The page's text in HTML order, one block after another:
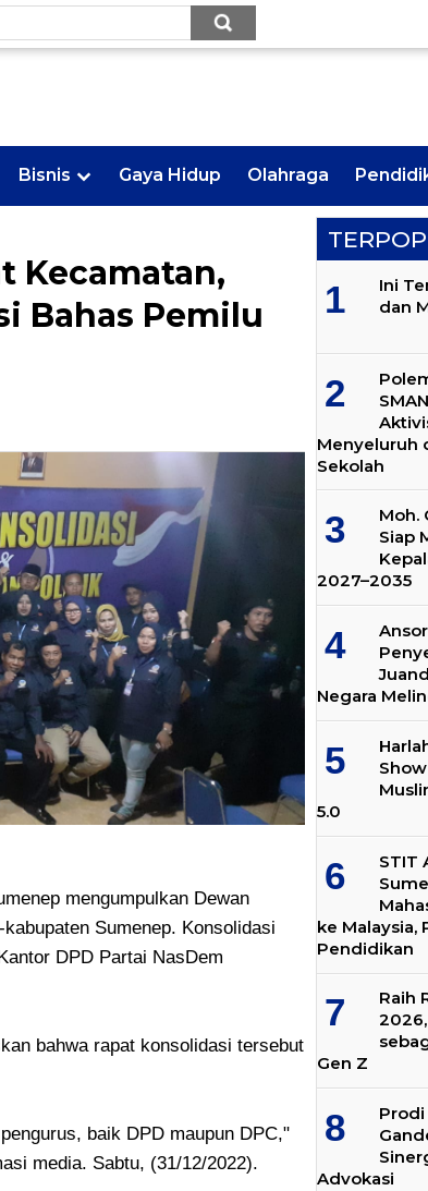
Bisnis Gaya Hidup Olahraga
Kecamatan,
Bahas Pemilu
mengumpulkan Dewan
Sumenep. Konsolidasi
DPD Partai NasDem
bahwa rapat konsolidasi tersebut
baik DPD maupun DPC,"
media. Sabtu, (31/12/2022).
Ini
dan
Menyeluruh
Sekolah
Moh.
Siap
2027–2035
Negara
5.0
STIT
ke Malaysia,
Pendidikan
Raih
Gen Z
Prodi
Advokasi